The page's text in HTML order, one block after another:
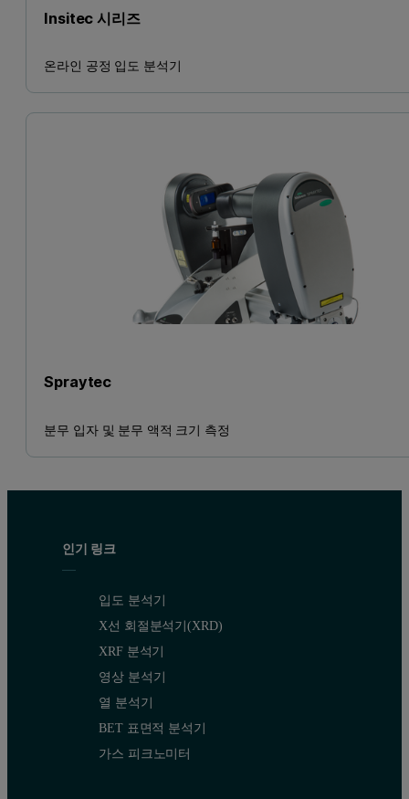
Insitec 시리즈
온라인 공정 입도 분석기
Spraytec
분무 입자 및 분무 액적 크기 측정
인기 링크
입도 분석기
X선 회절분석기(XRD)
XRF 분석기
영상 분석기
열 분석기
BET 표면적 분석기
가스 피크노미터